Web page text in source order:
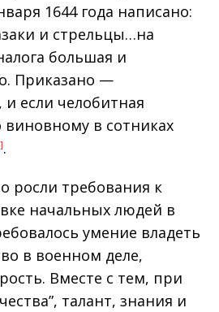
1644 года написано:
и стрельцы…на
большая и
Приказано —
если челобитная
виновному в сотниках
.
требования к
начальных людей в
умение владеть
в военном деле,
Вместе с тем, при
талант, знания и